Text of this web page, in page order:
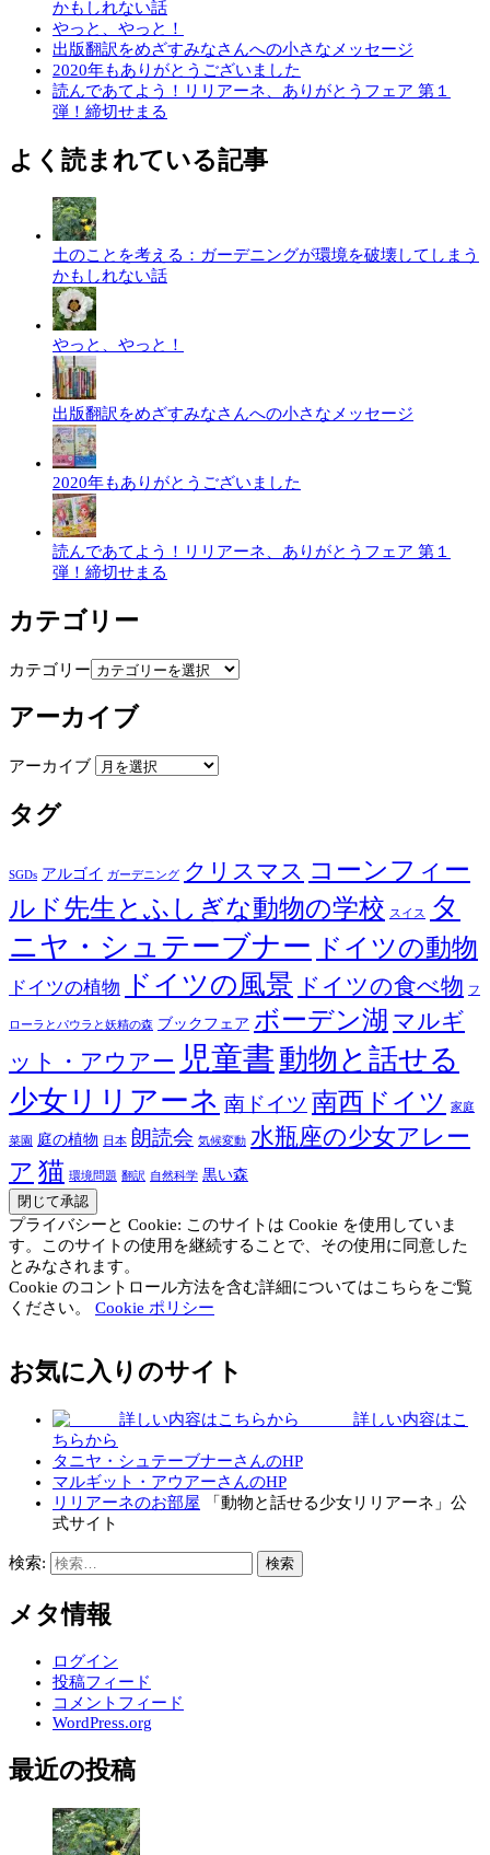
かもしれない話
やっと、やっと！
出版翻訳をめざすみなさんへの小さなメッセージ
2020年もありがとうございました
読んであてよう！リリアーネ、ありがとうフェア 第１
弾！締切せまる
よく読まれている記事
土のことを考える：ガーデニングが環境を破壊してしまう
かもしれない話
やっと、やっと！
出版翻訳をめざすみなさんへの小さなメッセージ
2020年もありがとうございました
読んであてよう！リリアーネ、ありがとうフェア 第１
弾！締切せまる
カテゴリー
カテゴリー
アーカイブ
アーカイブ
タグ
SGDs アルゴイ ガーデニング クリスマス コーンフィー
ルド先生とふしぎな動物の学校 スイス
タ
ニヤ・シュテーブナー ドイツの動物
ドイツの植物 ドイツの風景 ドイツの食べ物 フ
ローラとパウラと妖精の森 ブックフェア ボーデン湖 マルギ
ット・アウアー 児童書 動物と話せる
少女リリアーネ 南ドイツ 南西ドイツ 家庭
菜園 庭の植物 日本 朗読会 気候変動 水瓶座の少女アレー
ア 猫 環境問題 翻訳 自然科学 黒い森
プライバシーと Cookie: このサイトは Cookie を使用していま
す。このサイトの使用を継続することで、その使用に同意した
とみなされます。
Cookie のコントロール方法を含む詳細についてはこちらをご覧
ください。 Cookie ポリシー
お気に入りのサイト
詳しい内容はこ
ちらから
タニヤ・シュテーブナーさんのHP
マルギット・アウアーさんのHP
リリアーネのお部屋 「動物と話せる少女リリアーネ」公
式サイト
検索:
メタ情報
ログイン
投稿フィード
コメントフィード
WordPress.org
最近の投稿